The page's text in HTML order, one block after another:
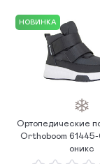
НОВИНКА
Ортопедические
Orthoboom
оникс